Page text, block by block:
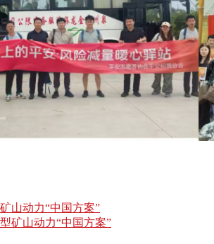
山动力“中国方案”